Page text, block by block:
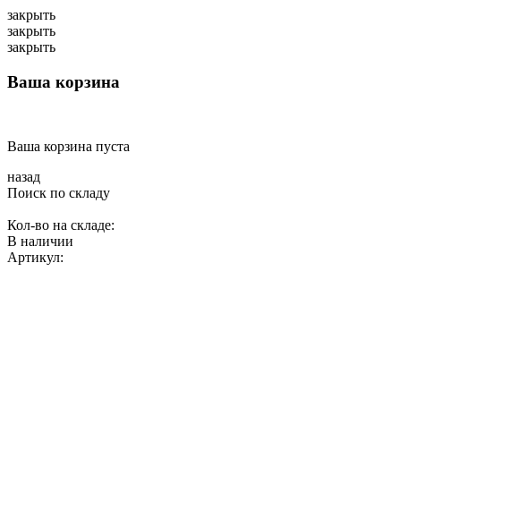
закрыть
закрыть
закрыть
Ваша корзина
Ваша корзина пуста
назад
Поиск по складу
Кол-во на складе:
В наличии
Артикул: